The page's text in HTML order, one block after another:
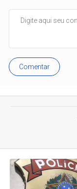
Comentar